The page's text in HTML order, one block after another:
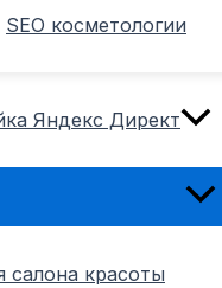
SEO косметологии
Яндекс Директ
салона красоты